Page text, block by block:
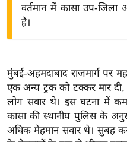
वि
शे
ष
ज्ञ
रा
वर्तमान में कासा उप-
है।
मुंबई-अहमदाबाद राजमार्ग पर
एक अन्य ट्रक को टक्कर मार
लोग सवार थे। इस घटना में
कासा की स्थानीय पुलिस के
अधिक मेहमान सवार थे। सुबह